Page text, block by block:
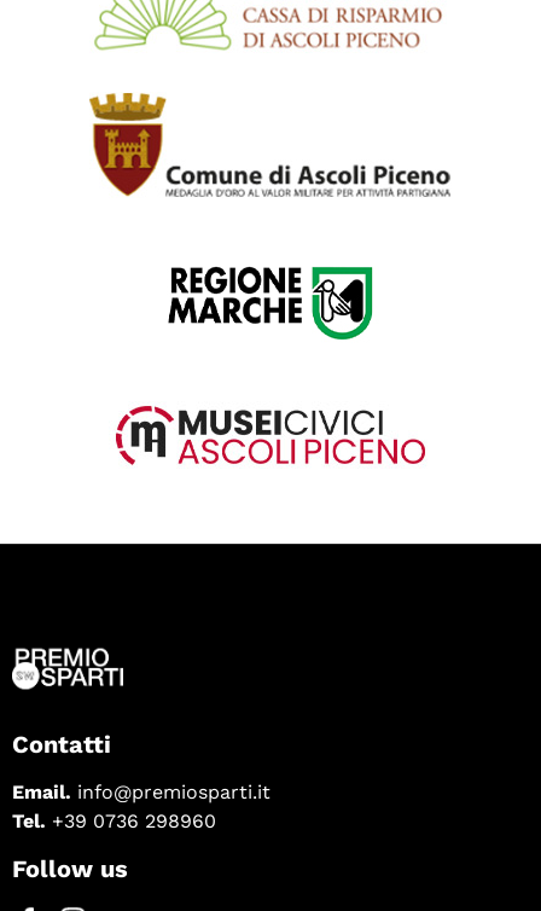
Contatti
Email. info@premiosparti.it
Tel. +39 0736 298960
Follow us